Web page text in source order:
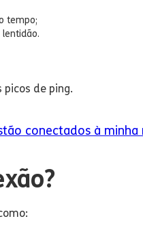
tempo;
de ping.
conectados à minha